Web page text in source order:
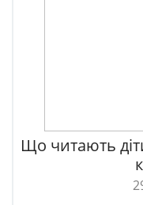
Що читають